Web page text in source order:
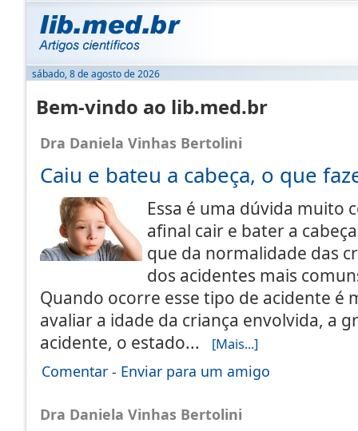
sábado, 8 de agosto de 2026
Bem-vindo ao lib.med.br
Dra Daniela Vinhas Bertolini
Caiu e bateu a cabeça, o que
Essa é uma dúvida muito
afinal cair e bater a
que da normalidade das
dos acidentes mais
Quando ocorre esse tipo de acidente é
avaliar a idade da criança envolvida, a
acidente, o estado...
[Mais...]
Comentar - Enviar para um amigo
Dra Daniela Vinhas Bertolini